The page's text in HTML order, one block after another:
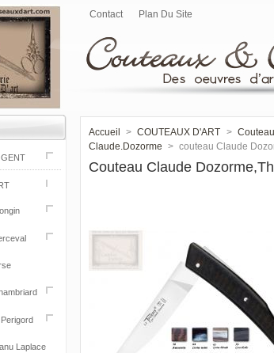
Contact Plan Du Site
Laplace
Accueil > COUTEAUX D'ART >
Claude.Dozorme > couteau Claude
Couteau Claude